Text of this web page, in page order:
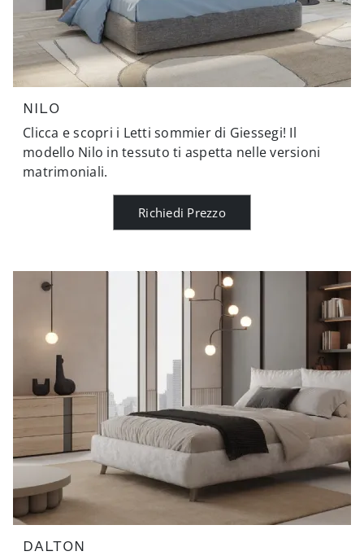
NILO
Clicca e scopri i Letti sommier di Giessegi! Il
modello Nilo in tessuto ti aspetta nelle versioni
matrimoniali.
Richiedi Prezzo
DALTON